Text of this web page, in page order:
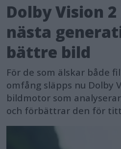
Dolby Vision
nästa
bättre bild
För de som älskar både
omfång släpps nu Dolby
bildmotor som
och förbättrar den för